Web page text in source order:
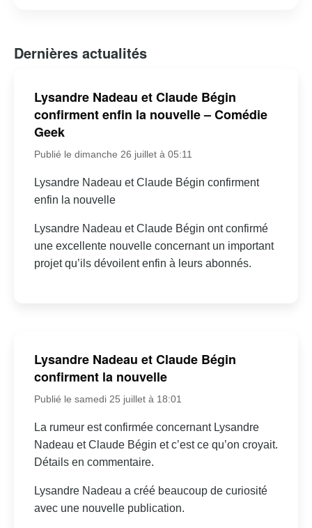
Dernières actualités
Lysandre Nadeau et Claude Bégin
confirment enfin la nouvelle – Comédie
Geek
Publié le dimanche 26 juillet à 05:11
Lysandre Nadeau et Claude Bégin confirment
enfin la nouvelle
Lysandre Nadeau et Claude Bégin ont confirmé
une excellente nouvelle concernant un important
projet qu’ils dévoilent enfin à leurs abonnés.
Lysandre Nadeau et Claude Bégin
confirment la nouvelle
Publié le samedi 25 juillet à 18:01
La rumeur est confirmée concernant Lysandre
Nadeau et Claude Bégin et c’est ce qu’on croyait.
Détails en commentaire.
Lysandre Nadeau a créé beaucoup de curiosité
avec une nouvelle publication.